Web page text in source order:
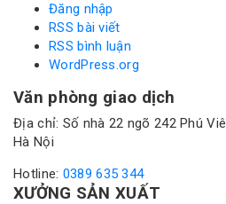
Đăng nhập
RSS bài viết
RSS bình luận
WordPress.org
Văn phòng giao dịch
Địa chỉ: Số nhà 22 ngõ 242 Phú
Hà Nội
Hotline: 0389 635 344
XƯỞNG SẢN XUẤT